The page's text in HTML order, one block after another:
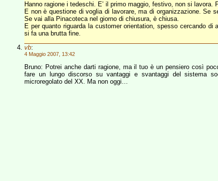
Hanno ragione i tedeschi. E’ il primo maggio, festivo, non si
E non è questione di voglia di lavorare, ma di organizzazione. Se
Se vai alla Pinacoteca nel giorno di chiusura, è chiusa.
E per quanto riguarda la customer orientation, spesso cercando
si fa una brutta fine.
vb:
4 Maggio 2007, 13:42
Bruno: Potrei anche darti ragione, ma il tuo è un pensiero così
fare un lungo discorso su vantaggi e svantaggi del sistema
microregolato del XX. Ma non oggi…